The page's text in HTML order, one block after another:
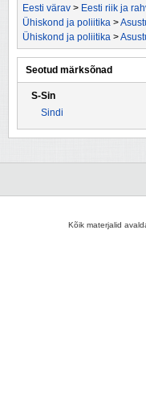
Eesti värav > Eesti riik ja
Ühiskond ja poliitika >
Ühiskond ja poliitika >
Seotud märksõnad
S-Sin
Sindi
Kõik materjalid